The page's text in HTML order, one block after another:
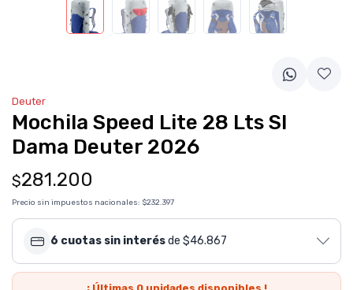
Deuter
Mochila Speed Lite 28 Lts Sl
Dama Deuter 2026
$281.200
Precio sin impuestos nacionales: $232.397
6 cuotas sin interésde $46.867